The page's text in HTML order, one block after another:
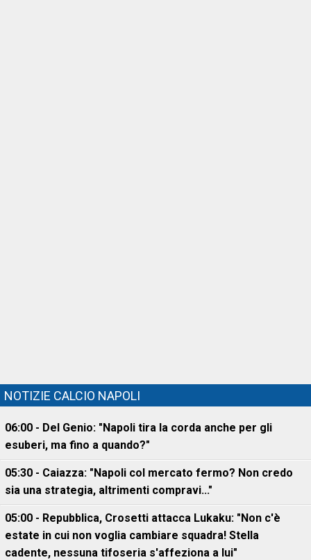
NOTIZIE CALCIO NAPOLI
06:00 - Del Genio: "Napoli tira la corda anche per gli
esuberi, ma fino a quando?"
05:30 - Caiazza: "Napoli col mercato fermo? Non credo
sia una strategia, altrimenti compravi..."
05:00 - Repubblica, Crosetti attacca Lukaku: "Non c'è
estate in cui non voglia cambiare squadra! Stella
cadente, nessuna tifoseria s'affeziona a lui"